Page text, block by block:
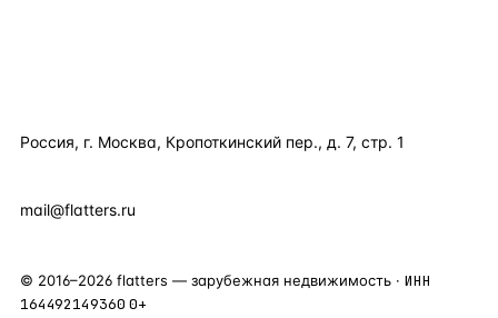
Россия, г. Москва, Кропоткинский пер., д. 7, стр. 1
mail@flatters.ru
© 2016–2026 flatters — зарубежная недвижимость · ИНН
164492149360 0+